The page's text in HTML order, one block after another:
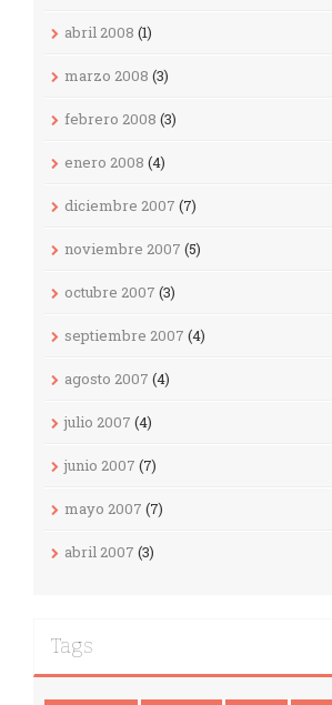
abril 2008 (1)
marzo 2008 (3)
febrero 2008 (3)
enero 2008 (4)
diciembre 2007 (7)
noviembre 2007 (5)
octubre 2007 (3)
septiembre 2007 (4)
agosto 2007 (4)
julio 2007 (4)
junio 2007 (7)
mayo 2007 (7)
abril 2007 (3)
Tags